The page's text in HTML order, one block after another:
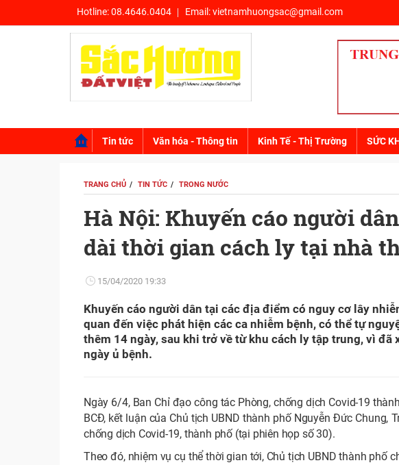
Hotline:08.4646.0404 Email:vietnamhuongsac@gmail.com
Tin tức Văn hóa - Thông tin Kinh Tế - Thị Trường SỨC
TRANG CHỦ TIN TỨC TRONG NƯỚC
Hà Nội: Khuyến cáo người
dài thời gian cách ly tại nhà
15/04/2020 19:33
Khuyến cáo người dân tại các địa điểm có nguy cơ lây
quan đến việc phát hiện các ca nhiễm bệnh, có thể tự
thêm 14 ngày, sau khi trở về từ khu cách ly tập trung, vì đã
ngày ủ bệnh.
Ngày 6/4, Ban Chỉ đạo công tác Phòng, chống dịch Covid-19
BCĐ, kết luận của Chủ tịch UBND thành phố Nguyễn Đức Chung,
chống dịch Covid-19, thành phố (tại phiên họp số 30).
Theo đó, nhiệm vụ cụ thể thời gian tới, Chủ tịch UBND thành phố